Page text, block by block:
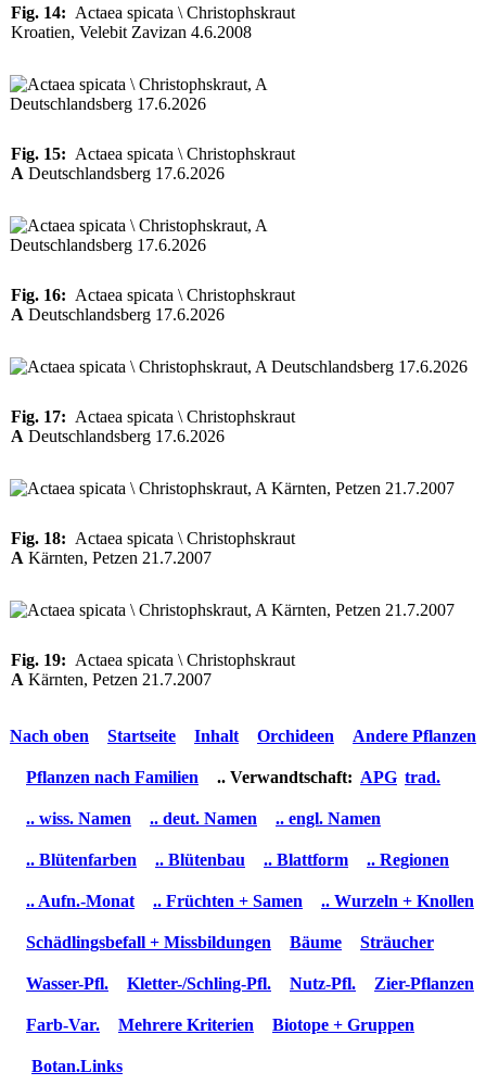
Fig. 14: Actaea spicata \ Christophskraut
Kroatien, Velebit Zavizan 4.6.2008
Fig. 15: Actaea spicata \ Christophskraut
A Deutschlandsberg 17.6.2026
Fig. 16: Actaea spicata \ Christophskraut
A Deutschlandsberg 17.6.2026
Fig. 17: Actaea spicata \ Christophskraut
A Deutschlandsberg 17.6.2026
Fig. 18: Actaea spicata \ Christophskraut
A Kärnten, Petzen 21.7.2007
Fig. 19: Actaea spicata \ Christophskraut
A Kärnten, Petzen 21.7.2007
Nach oben Startseite Inhalt Orchideen Andere Pflanzen
Pflanzen nach Familien .. Verwandtschaft: APG trad.
.. wiss. Namen .. deut. Namen .. engl. Namen
.. Blütenfarben .. Blütenbau .. Blattform .. Regionen
.. Aufn.-Monat .. Früchten + Samen .. Wurzeln + Knollen
Schädlingsbefall + Missbildungen Bäume Sträucher
Wasser-Pfl. Kletter-/Schling-Pfl. Nutz-Pfl. Zier-Pflanzen
Farb-Var. Mehrere Kriterien Biotope + Gruppen
Botan.Links